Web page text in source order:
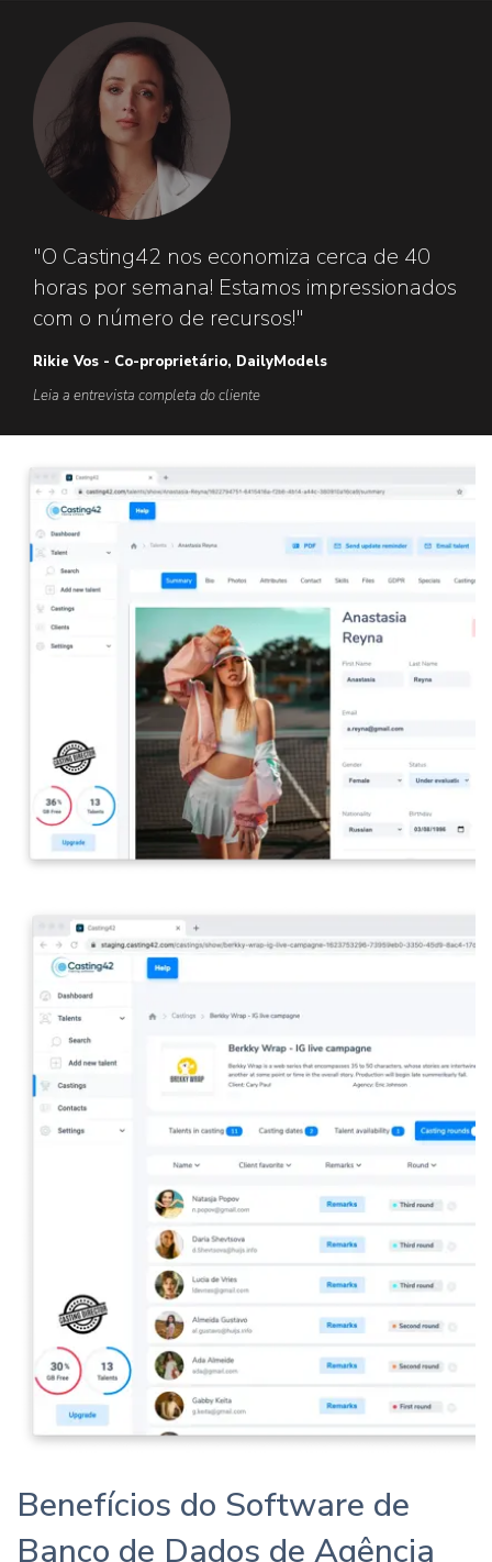
"O Casting42 nos economiza cerca de 40
horas por semana! Estamos impressionados
com o número de recursos!"
Rikie Vos - Co-proprietário, DailyModels
Leia a entrevista completa do cliente
Benefícios do Software de
Banco de Dados de Agência